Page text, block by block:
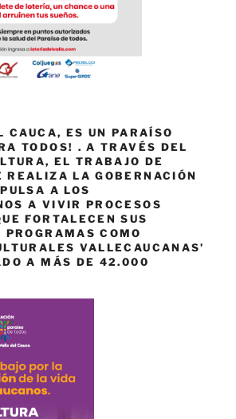
CAUCA, ES UN PARAÍSO
TODOS! . A TRAVÉS DEL
EL TRABAJO DE
REALIZA LA GOBERNACIÓN
A LOS
A VIVIR PROCESOS
FORTALECEN SUS
COMO
VALLECAUCANAS’
A MÁS DE 42.000